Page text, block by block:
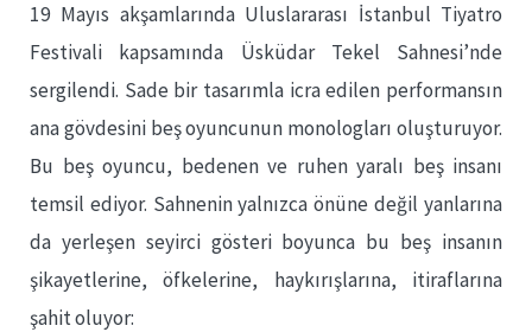
19 Mayıs akşamlarında Uluslararası İstanbul Tiyatro
Festivali kapsamında Üsküdar Tekel Sahnesi’nde
sergilendi. Sade bir tasarımla icra edilen performansın
ana gövdesini beş oyuncunun monologları oluşturuyor.
Bu beş oyuncu, bedenen ve ruhen yaralı beş insanı
temsil ediyor. Sahnenin yalnızca önüne değil yanlarına
da yerleşen seyirci gösteri boyunca bu beş insanın
şikayetlerine, öfkelerine, haykırışlarına, itiraflarına
şahit oluyor: